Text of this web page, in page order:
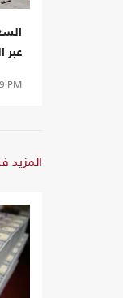
عبر
PM
المزيد